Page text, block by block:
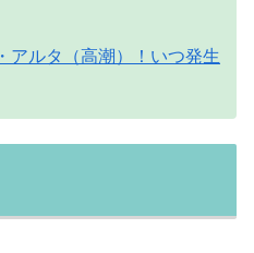
アルタ（高潮）！いつ発生